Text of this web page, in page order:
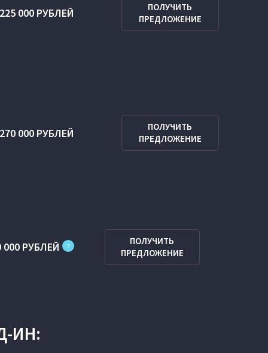
225 000 РУБЛЕЙ
ПОЛУЧИТЬ
ПРЕДЛОЖЕНИЕ
270 000 РУБЛЕЙ
ПОЛУЧИТЬ
ПРЕДЛОЖЕНИЕ
000 РУБЛЕЙ ?
ПОЛУЧИТЬ
ПРЕДЛОЖЕНИЕ
ИН: